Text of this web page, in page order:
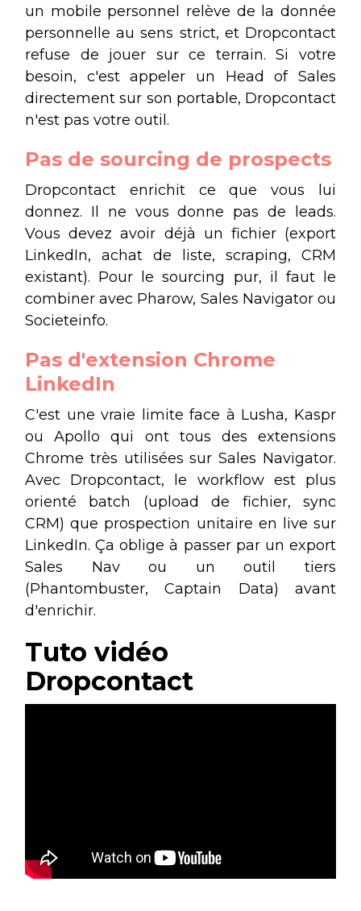
un mobile personnel relève de la donnée
personnelle au sens strict, et Dropcontact
refuse de jouer sur ce terrain. Si votre
besoin, c'est appeler un Head of Sales
directement sur son portable, Dropcontact
n'est pas votre outil.
Pas de sourcing de prospects
Dropcontact enrichit ce que vous lui
donnez. Il ne vous donne pas de leads.
Vous devez avoir déjà un fichier (export
LinkedIn, achat de liste, scraping, CRM
existant). Pour le sourcing pur, il faut le
combiner avec Pharow, Sales Navigator ou
Societeinfo.
Pas d'extension Chrome
LinkedIn
C'est une vraie limite face à Lusha, Kaspr
ou Apollo qui ont tous des extensions
Chrome très utilisées sur Sales Navigator.
Avec Dropcontact, le workflow est plus
orienté batch (upload de fichier, sync
CRM) que prospection unitaire en live sur
LinkedIn. Ça oblige à passer par un export
Sales Nav ou un outil tiers
(Phantombuster, Captain Data) avant
d'enrichir.
Tuto vidéo
Dropcontact